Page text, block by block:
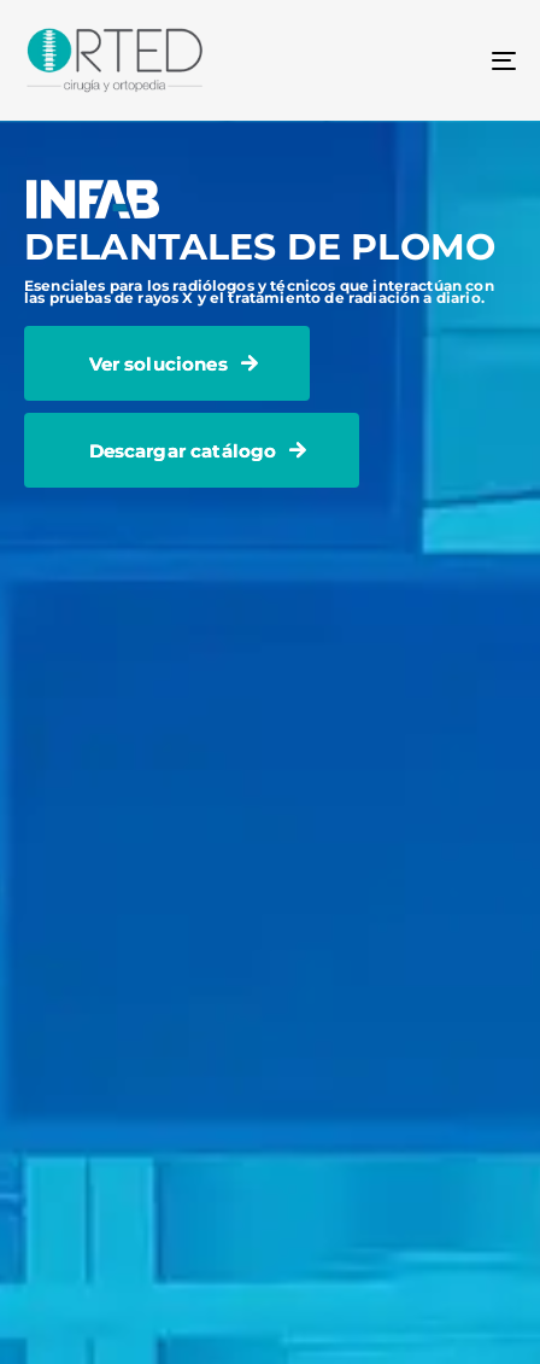
DELANTALES DE PLOMO
Esenciales para los radiólogos y técnicos que interactúan con
las pruebas de rayos X y el tratamiento de radiación a diario.
Ver soluciones
Descargar catálogo